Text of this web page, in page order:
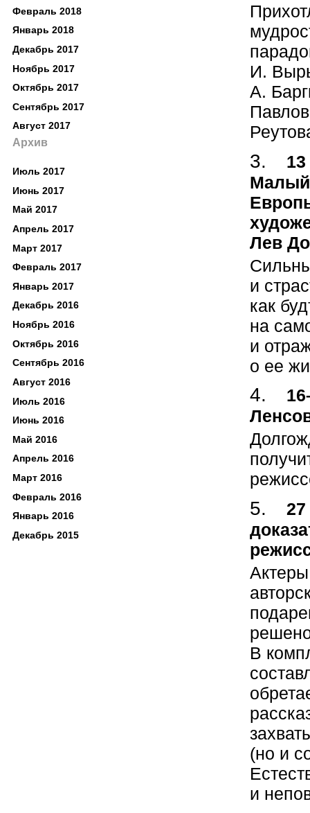
И.
А.
Малый
Лев
и
как
на
и
о ее
В
(но и
и
Февраль 2018
Январь 2018
Декабрь 2017
Ноябрь 2017
Октябрь 2017
Сентябрь 2017
Август 2017
Архив
Июль 2017
Июнь 2017
Май 2017
Апрель 2017
Март 2017
Февраль 2017
Январь 2017
Декабрь 2016
Ноябрь 2016
Октябрь 2016
Сентябрь 2016
Август 2016
Июль 2016
Июнь 2016
Май 2016
Апрель 2016
Март 2016
Февраль 2016
Январь 2016
Декабрь 2015